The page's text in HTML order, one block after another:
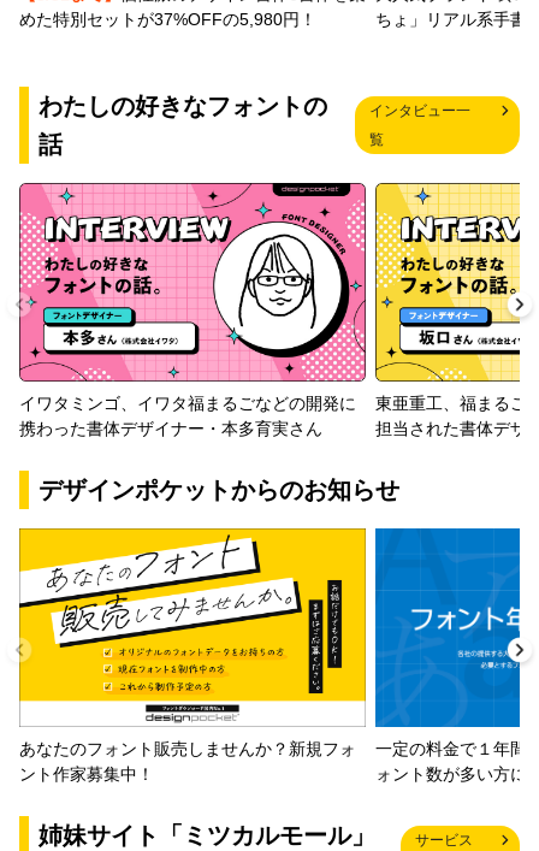
めた特別セットが37%OFFの5,980円！
ちょ」リアル系手書
わたしの好きなフォントの
話
インタビュー一
覧
イワタミンゴ、イワタ福まるごなどの開発に
携わった書体デザイナー・本多育実さん
東亜重工、福まるご
担当された書体デザ
デザインポケットからのお知らせ
あなたのフォント販売しませんか？新規フォ
ント作家募集中！
一定の料金で１年間
ォント数が多い方に
姉妹サイト「ミツカルモール」
サービス